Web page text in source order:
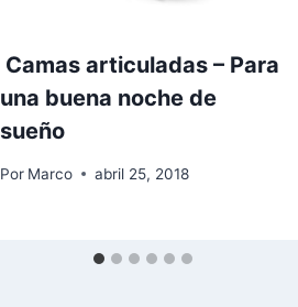
Camas articuladas – Para
una buena noche de
sueño
Por Marco abril 25, 2018